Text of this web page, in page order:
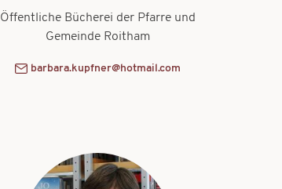
Öffentliche Bücherei der Pfarre und
Gemeinde Roitham
barbara.kupfner@hotmail.com